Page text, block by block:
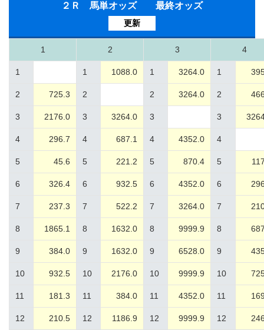
２Ｒ 馬単オッズ 最終オッズ
更新
1 2 3 4
1 1 1088.0 1 3264.0 1
2 725.3 2 2 3264.0 2
3 2176.0 3 3264.0 3 3
4 296.7 4 687.1 4 4352.0 4
5 45.6 5 221.2 5 870.4 5
6 326.4 6 932.5 6 4352.0 6
7 237.3 7 522.2 7 3264.0 7
8 1865.1 8 1632.0 8 9999.9 8
9 384.0 9 1632.0 9 6528.0 9
10 932.5 10 2176.0 10 9999.9 10
11 181.3 11 384.0 11 4352.0 11
12 210.5 12 1186.9 12 9999.9 12